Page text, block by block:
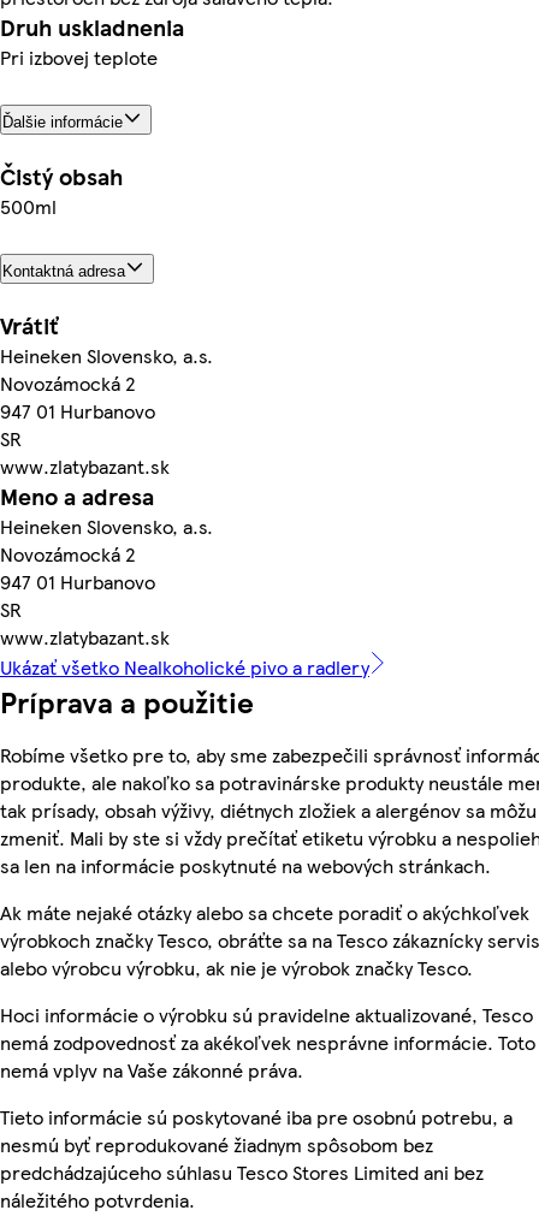
Druh uskladnenia
Pri izbovej teplote
Ďalšie informácie
Čistý obsah
500ml
Kontaktná adresa
Vrátiť
Heineken Slovensko, a.s.
Novozámocká 2
947 01 Hurbanovo
SR
www.zlatybazant.sk
Meno a adresa
Heineken Slovensko, a.s.
Novozámocká 2
947 01 Hurbanovo
SR
www.zlatybazant.sk
Ukázať všetko Nealkoholické pivo a radlery
Príprava a použitie
Robíme všetko pre to, aby sme zabezpečili správnosť
produkte, ale nakoľko sa potravinárske produkty neustále
tak prísady, obsah výživy, diétnych zložiek a alergénov sa môžu
zmeniť. Mali by ste si vždy prečítať etiketu výrobku a
sa len na informácie poskytnuté na webových stránkach.
Ak máte nejaké otázky alebo sa chcete poradiť o akýchkoľvek
výrobkoch značky Tesco, obráťte sa na Tesco zákaznícky
alebo výrobcu výrobku, ak nie je výrobok značky Tesco.
Hoci informácie o výrobku sú pravidelne aktualizované, Tesco
nemá zodpovednosť za akékoľvek nesprávne informácie. Toto
nemá vplyv na Vaše zákonné práva.
Tieto informácie sú poskytované iba pre osobnú potrebu, a
nesmú byť reprodukované žiadnym spôsobom bez
predchádzajúceho súhlasu Tesco Stores Limited ani bez
náležitého potvrdenia.